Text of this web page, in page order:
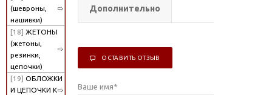
(шевроны,
нашивки)
[18] ЖЕТОНЫ
(жетоны,
резинки,
цепочки)
[19] ОБЛОЖКИ
И ЦЕПОЧКИ К
Дополнительно
ОСТАВИТЬ ОТЗЫВ
Ваше имя*